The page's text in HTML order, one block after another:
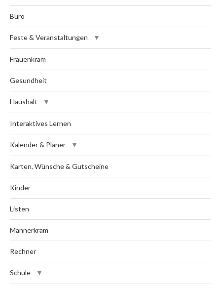
Büro
Feste & Veranstaltungen
Frauenkram
Gesundheit
Haushalt
Interaktives Lernen
Kalender & Planer
Karten, Wünsche & Gutscheine
Kinder
Listen
Männerkram
Rechner
Schule